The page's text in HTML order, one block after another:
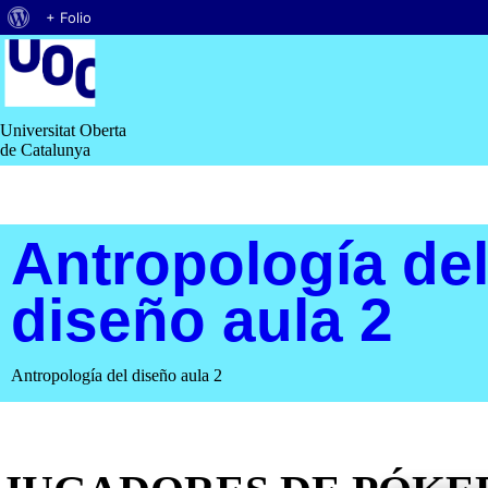
Saltar
al
contenido
Universitat Oberta
de Catalunya
Antropología del
diseño aula 2
Antropología del diseño aula 2
Acerca
de
WordPress
+ Folio